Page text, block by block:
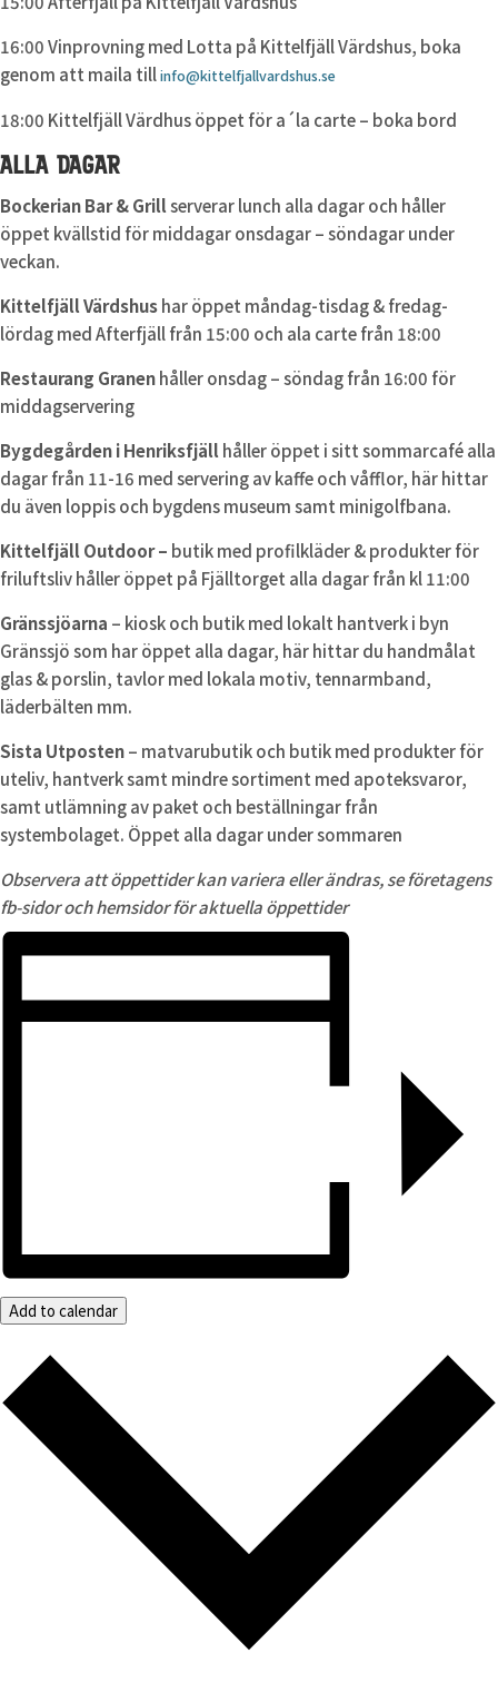
16:00 Vinprovning med Lotta på Kittelfjäll Värdshus, boka
genom att maila tillinfo@kittelfjallvardshus.se
18:00 Kittelfjäll Värdhus öppet för a´la carte – boka bord
ALLA DAGAR
Bockerian Bar & Grillserverar lunch alla dagar och håller
öppet kvällstid för middagar onsdagar – söndagar under
veckan.
Kittelfjäll Värdshushar öppet måndag-tisdag & fredag-
lördag med Afterfjäll från 15:00 och ala carte från 18:00
Restaurang Granenhåller onsdag – söndag från 16:00 för
middagservering
Bygdegården i Henriksfjäll håller öppet i sitt sommarcafé alla
dagar från 11-16 med servering av kaffe och våfflor, här hittar
du även loppis och bygdens museum samt minigolfbana.
Kittelfjäll Outdoor – butik med profilkläder & produkter för
friluftsliv håller öppet på Fjälltorget alla dagar från kl 11:00
Gränssjöarna – kiosk och butik med lokalt hantverk i byn
Gränssjö som har öppet alla dagar, här hittar du handmålat
glas & porslin, tavlor med lokala motiv, tennarmband,
läderbälten mm.
Sista Utposten– matvarubutik och butik med produkter för
uteliv, hantverk samt mindre sortiment med apoteksvaror,
samt utlämning av paket och beställningar från
systembolaget. Öppet alla dagar under sommaren
Observera att öppettider kan variera eller ändras, se företagens
fb-sidor och hemsidor för aktuella öppettider
Add to calendar